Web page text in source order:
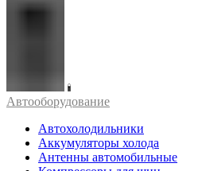
Автооборудование
Автохолодильники
Аккумуляторы холода
Антенны автомобильные